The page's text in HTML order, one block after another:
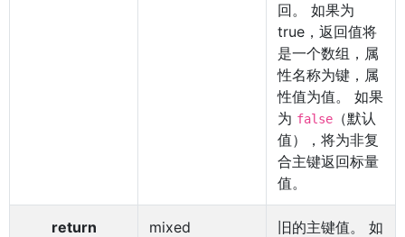
回。 如果为
true，返回值将
是一个数组，属
性名称为键，属
性值为值。 如果
为 false
（默认
值），将为非复
合主键返回标量
值。
return mixed
旧的主键值。 如